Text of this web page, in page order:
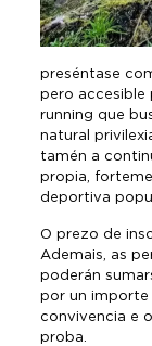
preséntase
pero accesible
running que
natural
tamén a
propia,
deportiva
O prezo de
Ademais, as
poderán
por un importe
convivencia e
proba.